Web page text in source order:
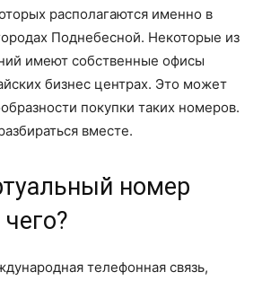
располагаются именно в
Поднебесной. Некоторые из
имеют собственные офисы
бизнес центрах. Это может
покупки таких номеров.
вместе.
номер
телефонная связь,